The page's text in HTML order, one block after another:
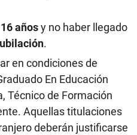
16 añosy no haber llegado
.
en condiciones de
En Educación
Técnico de Formación
Aquellas titulaciones
deberán justificarse